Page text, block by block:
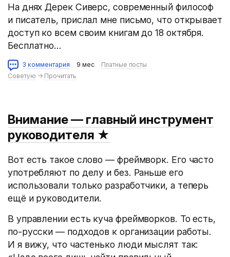
На днях Дерек Сиверс, современный философ
и писатель, прислал мне письмо, что открывает
доступ ко всем своим книгам до 18 октября.
Бесплатно…
3 комментария 9 мес
Платные посты
Советую → Прочитать
Внимание — главный инструмент
руководителя ★
Вот есть такое слово — фреймворк. Его часто
употребляют по делу и без. Раньше его
использовали только разработчики, а теперь
ещё и руководители.
В управлении есть куча фреймворков. То есть,
по-русски — подходов к организации работы.
И я вижу, что частенько люди мыслят так: